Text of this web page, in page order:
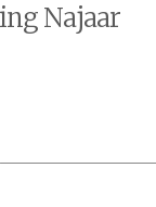
Najaar